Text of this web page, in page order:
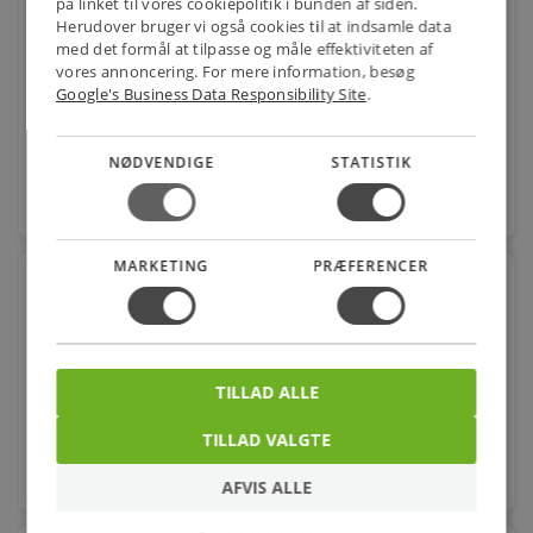
Ifö Next kabinekar 90 x 90 cm
Varenr.: 673921190
2.599,00 kr.pr. stk.
GROHE Minta etgr køkkenarmatur C-tud bruser
mouss. børstet w
3.599,00
Herudover bruger vi også cookies til at indsamle data
med det formål at tilpasse og måle effektiviteten af
vores annoncering. For mere information, besøg
Google's Business Data Responsibility Site.
NØDVENDIGE STATISTIK
MARKETING PRÆFERENCER
TILLAD VALGTE
TILLAD ALLE
AFVIS ALLE